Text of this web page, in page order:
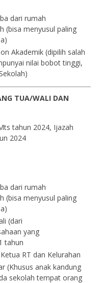
dari rumah
(bisa menyusul paling
Akademik (dipilih salah
nilai bobot tinggi,
TUA/WALI DAN
tahun 2024, Ijazah
2024
dari rumah
(bisa menyusul paling
(dari
yang
tahun
RT dan Kelurahan
(Khusus anak kandung
sekolah tempat orang